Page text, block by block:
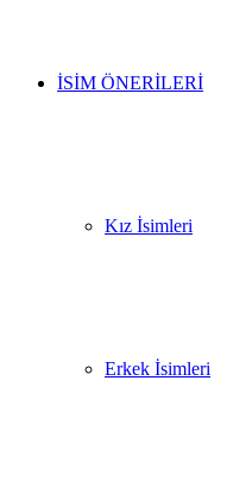
İSIM ÖNERILERI
Kız İsimleri
Erkek İsimleri